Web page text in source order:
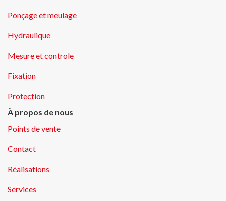
Ponçage et meulage
Hydraulique
Mesure et controle
Fixation
Protection
À propos de nous
Points de vente
Contact
Réalisations
Services